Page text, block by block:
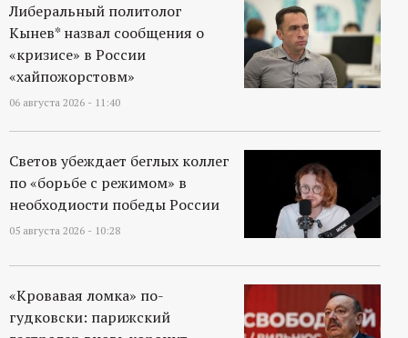
Либеральный политолог
Кынев* назвал сообщения о
«кризисе» в России
«хайпожорстовм»
06 августа 2026 - 11:40
Светов убеждает беглых коллег
по «борьбе с режимом» в
необходиости победы России
05 августа 2026 - 10:28
«Кровавая ломка» по-
гудковски: парижский